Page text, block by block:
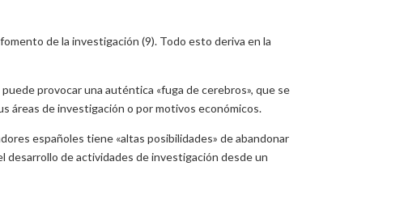
de la investigación (9). Todo esto deriva en la
provocar una auténtica «fuga de cerebros», que se
áreas de investigación o por motivos económicos.
españoles tiene «altas posibilidades» de abandonar
desarrollo de actividades de investigación desde un